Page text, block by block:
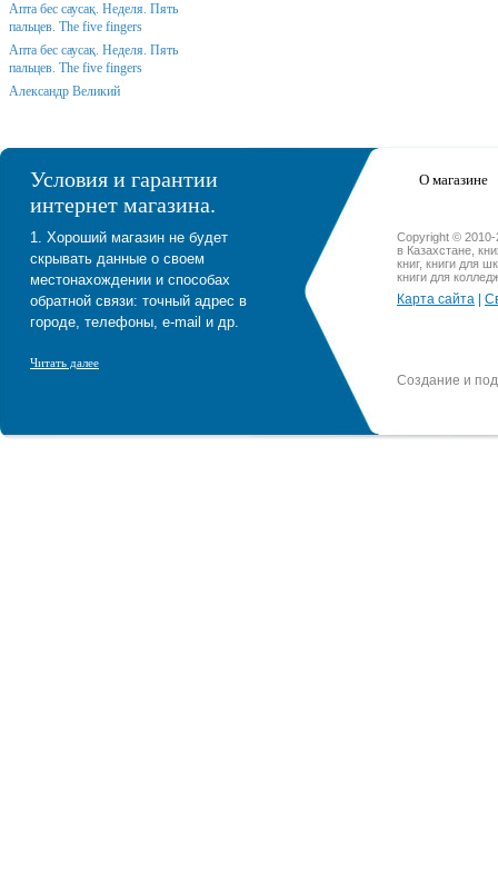
Апта бес саусақ. Неделя. Пять
пальцев. The five fingers
Апта бес саусақ. Неделя. Пять
пальцев. The five fingers
Александр Великий
О магазине
Copyright ©
в Казахстане,
книг, книги для
книги для
Карта сайта
Создание и
Условия и гарантии
интернет магазина.
1. Хороший магазин не будет
скрывать данные о своем
местонахождении и способах
обратной связи: точный адрес в
городе, телефоны, e-mail и др.
Читать далее